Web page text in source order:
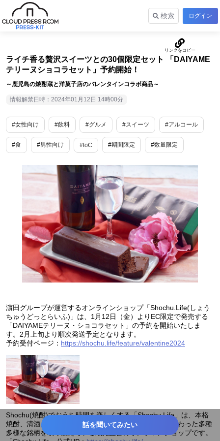
検索 ログイン
ライチ香る贅沢スイーツとの30個限定セット 「DAIYAME
テリーヌショコラセット」予約開始！
～鹿児島の焼酎蔵と洋菓子店のバレンタインコラボ商品～
情報解禁日時：2024年01月12日 14時00分
#女性向け #飲料 #グルメ #スイーツ #アルコール
#食 #男性向け #toC #期間限定 #数量限定
濵田グループが運営するオンラインショップ「Shochu.Life(しょう
ちゅうどっとらいふ)」は、1月12日（金）よりEC限定で発売する
「DAIYAMEテリーヌ・ショコラセット」の予約を開始いたしま
す。2月上旬より順次発送予定となります。
予約受付ページ： https://shochu.life/feature/valentine2024
Shochu(焼酎)でおうち時間を楽しくする「Shochu.Life」は、本格
焼酎、清酒、リキュール、スピリッツなど、造りにこだわった多種
多様な銘柄を取り揃えている蔵元直営のオンラインショップです。
話を聞いてみたい